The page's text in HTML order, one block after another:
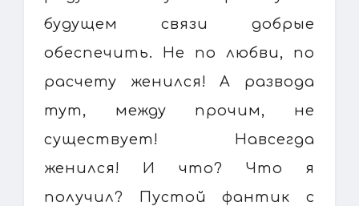
будущем связи добрые
обеспечить. Не по любви, по
расчету женился! А развода
тут, между прочим, не
существует! Навсегда
женился! И что? Что я
получил? Пустой фантик с